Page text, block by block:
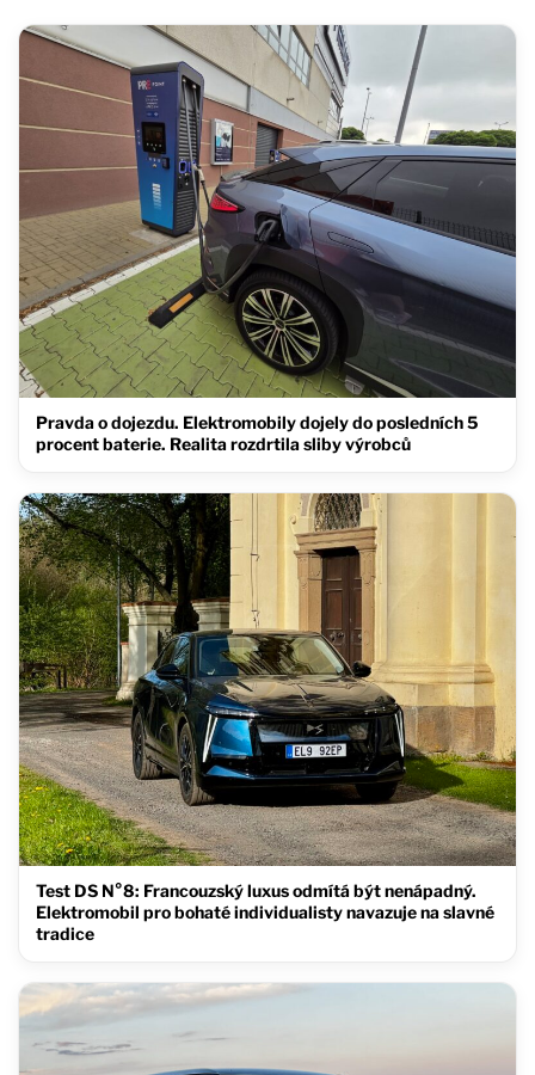
Pravda o dojezdu. Elektromobily dojely do posledních 5
procent baterie. Realita rozdrtila sliby výrobců
Test DS N°8: Francouzský luxus odmítá být nenápadný.
Elektromobil pro bohaté individualisty navazuje na slavné
tradice